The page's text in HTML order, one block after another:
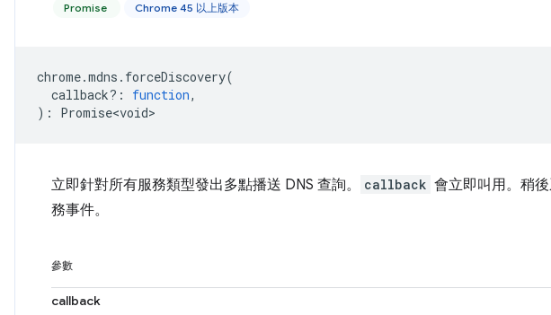
Promise Chrome 45 以上版本
chrome.mdns . forceDiscovery(
callback? : function,
) : Promise<void>
立即針對所有服務類型發出多點播送 DNS 查詢。 callback 會立即叫用。稍
務事件。
參數
callback